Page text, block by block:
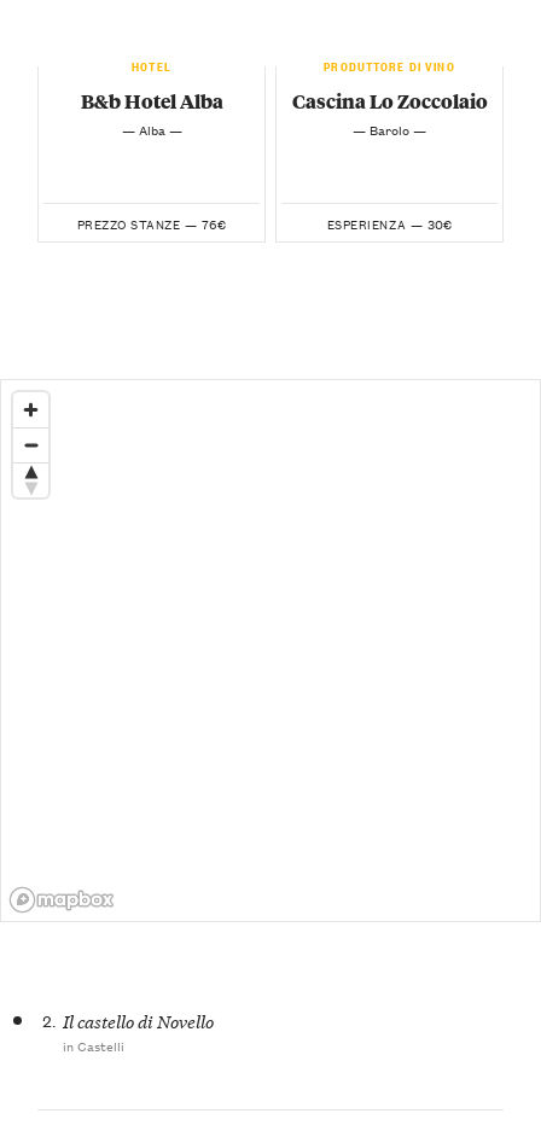
HOTEL
B&b Hotel Alba
— Alba —
PREZZO STANZE — 76€
PRODUTTORE DI VINO
Cascina Lo Zoccolaio
— Barolo —
ESPERIENZA — 30€
2. Il castello di Novello
in Castelli